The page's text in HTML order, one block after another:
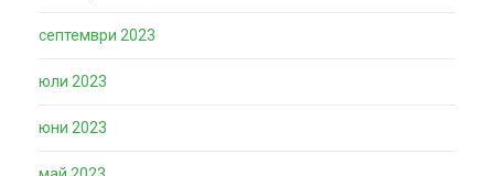
септември 2023
юли 2023
юни 2023